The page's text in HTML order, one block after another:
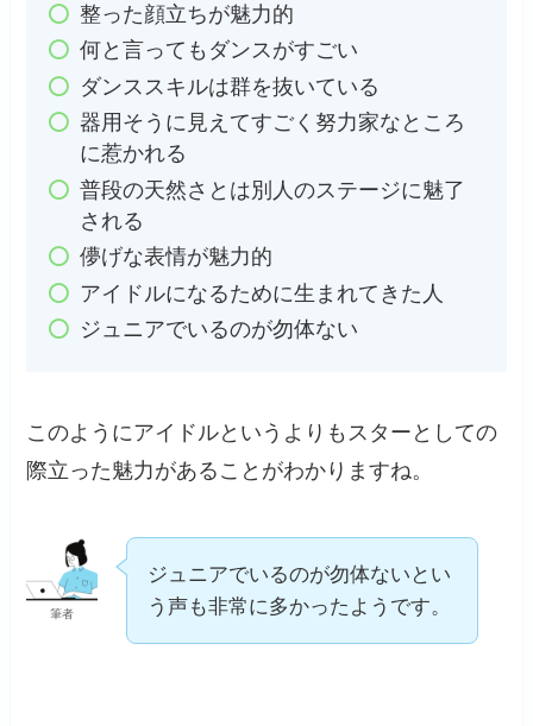
整った顔立ちが魅力的
何と言ってもダンスがすごい
ダンススキルは群を抜いている
器用そうに見えてすごく努力家なところ
に惹かれる
普段の天然さとは別人のステージに魅了
される
儚げな表情が魅力的
アイドルになるために生まれてきた人
ジュニアでいるのが勿体ない
このようにアイドルというよりもスターとしての
際立った魅力があることがわかりますね。
筆者
ジュニアでいるのが勿体ないとい
う声も非常に多かったようです。